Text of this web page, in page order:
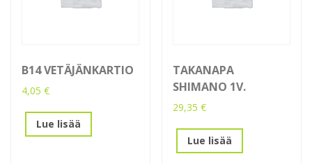
B14 VETÄJÄNKARTIO
4,05 €
Lue lisää
TAKANAPA
SHIMANO 1V.
29,35€
Lue lisää